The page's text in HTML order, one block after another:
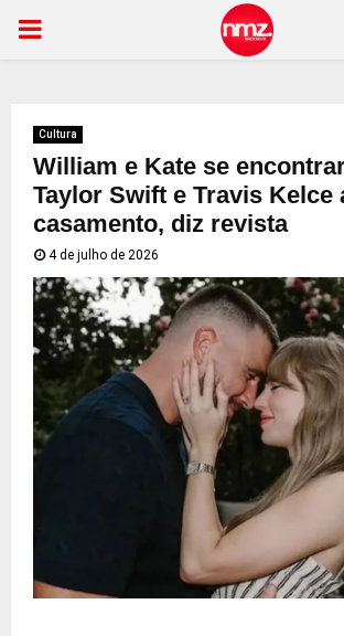
PRIMARY
Cultura
William e Kate se
Taylor Swift e Travis Kelce
casamento, diz revista
4 de julho de 2026